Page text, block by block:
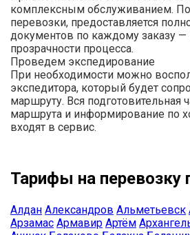
комплексным обслуживанием.
перевозки, предоставляется
документов по каждому заказу —
прозрачности процесса.
Проведем экспедирование
При необходимости можно
экспедитора, который будет
маршруту. Вся подготовительная
маршрута и информирование по
входят в сервис.
Тарифы на перевозку
Алдан Александров Альметьевск
Арзамас Армавир Артём